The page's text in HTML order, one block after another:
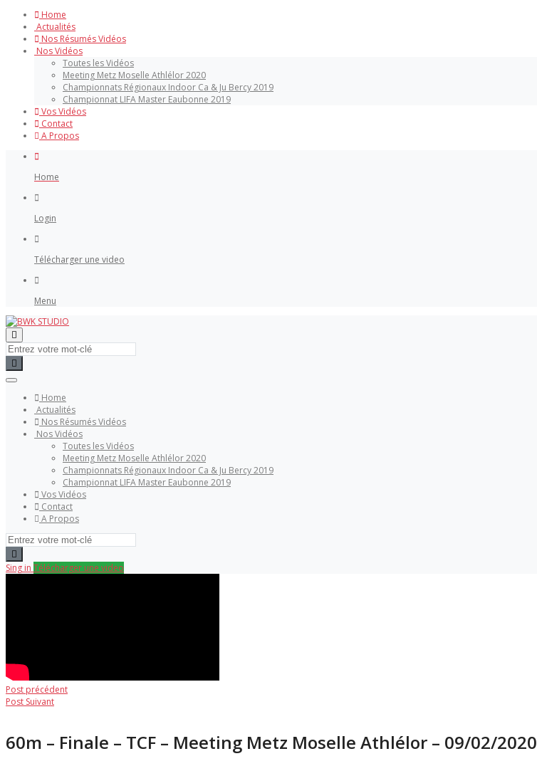
Home
Actualités
Nos Résumés Vidéos
Nos Vidéos
Toutes les Vidéos
Meeting Metz Moselle Athlélor 2020
Championnats Régionaux Indoor Ca & Ju Bercy 2019
Championnat LIFA Master Eaubonne 2019
Vos Vidéos
Contact
A Propos
Home
Login
Télécharger une video
Menu
Home
Actualités
Nos Résumés Vidéos
Nos Vidéos
Toutes les Vidéos
Meeting Metz Moselle Athlélor 2020
Championnats Régionaux Indoor Ca & Ju Bercy 2019
Championnat LIFA Master Eaubonne 2019
Vos Vidéos
Contact
A Propos
Sing in Télécharger une video
Navigation
l’article
Post précédentPost
Post SuivantPost
60m – Finale – TCF – Meeting Metz Moselle Athlélor – 09/02/2020